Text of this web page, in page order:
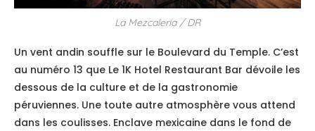
La Mezcaleria / DR
Un vent andin souffle sur le Boulevard du Temple. C’est
au numéro 13 que Le 1K Hotel Restaurant Bar dévoile les
dessous de la culture et de la gastronomie
péruviennes. Une toute autre atmosphère vous attend
dans les coulisses. Enclave mexicaine dans le fond de